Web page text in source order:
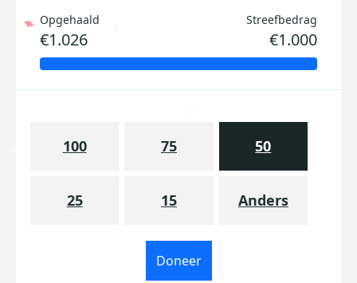
Opgehaald
€1.026
Streefbedrag
€1.000
100 75 50
25 15 Anders
Doneer